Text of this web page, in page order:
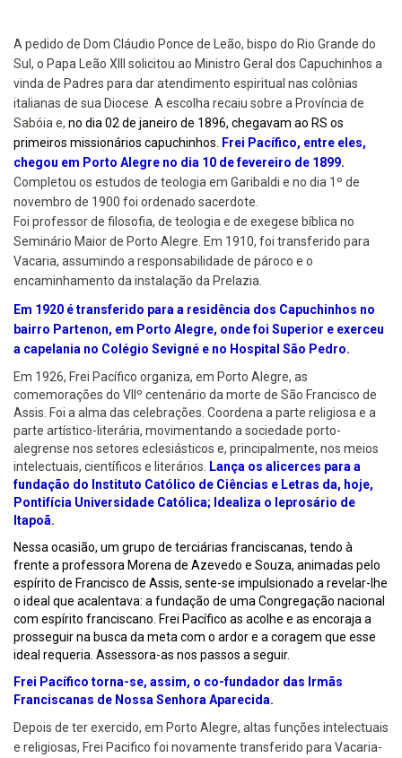
A pedido de Dom Cláudio Ponce de Leão, bispo do Rio Grande do
Sul, o Papa Leão XIII solicitou ao Ministro Geral dos Capuchinhos a
vinda de Padres para dar atendimento espiritual nas colônias
italianas de sua Diocese. A escolha recaiu sobre a Província de
Sabóia e, no dia 02 de janeiro de 1896, chegavam ao RS os
primeiros missionários capuchinhos.
Frei Pacífico, entre eles,
chegou em Porto Alegre no dia 10 de fevereiro de 1899.
Completou os estudos de teologia em Garibaldi e no dia 1º de
novembro de 1900 foi ordenado sacerdote.
Foi professor de filosofia, de teologia e de exegese bíblica no
Seminário Maior de Porto Alegre. Em 1910, foi transferido para
Vacaria, assumindo a responsabilidade de pároco e o
encaminhamento da instalação da Prelazia.
Em 1920 é transferido para a residência dos Capuchinhos no
bairro Partenon, em Porto Alegre, onde foi Superior e exerceu
a capelania no Colégio Sevigné e no Hospital São Pedro.
Em 1926, Frei Pacífico organiza, em Porto Alegre, as
comemorações do VIIº centenário da morte de São Francisco de
Assis. Foi a alma das celebrações. Coordena a parte religiosa e a
parte artístico-literária, movimentando a sociedade porto-
alegrense nos setores eclesiásticos e, principalmente, nos meios
intelectuais, científicos e literários.
Lança os alicerces para a
fundação do Instituto Católico de Ciências e Letras da, hoje,
Pontifícia Universidade Católica; Idealiza o leprosário de
Itapoã.
Nessa ocasião, um grupo de terciárias franciscanas, tendo à
frente a professora Morena de Azevedo e Souza, animadas pelo
espírito de Francisco de Assis, sente-se impulsionado a revelar-lhe
o ideal que acalentava: a fundação de uma Congregação nacional
com espírito franciscano. Frei Pacífico as acolhe e as encoraja a
prosseguir na busca da meta com o ardor e a coragem que esse
ideal requeria. Assessora-as nos passos a seguir.
Frei Pacífico torna-se, assim, o co-fundador das Irmãs
Franciscanas de Nossa Senhora Aparecida.
Depois de ter exercido, em Porto Alegre, altas funções intelectuais
e religiosas, Frei Pacifico foi novamente transferido para Vacaria-